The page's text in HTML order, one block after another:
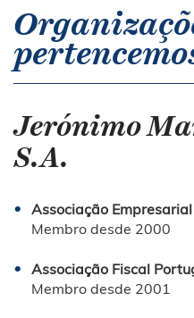
Jerónimo
S.A.
Associação
Membro desde 2000
Associação Fiscal
Membro desde 2001